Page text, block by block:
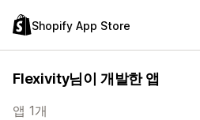
Shopify App Store
Flexivity님이 개발한 앱
앱 1개